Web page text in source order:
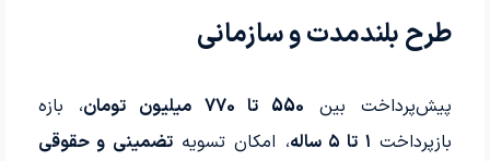
طرح بلندمدت و سازمانی
پیش‌پرداخت بین 550 تا 770 میلیون تومان
، بازه
بازپرداخت ۱ تا ۵ ساله ، امکان تسویهتضمینی و حقوقی